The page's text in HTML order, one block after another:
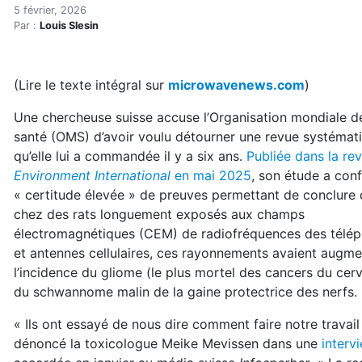
Accueil
Articles
L'OMS accusée de
5 février, 2026
Par : Louis Slesin
(Lire le texte intégral sur microwavenews.com)
Une chercheuse suisse accuse l’Organisation mondiale
santé (OMS) d’avoir voulu détourner une revue
qu’elle lui a commandée il y a six ans. Publiée dans la
Environment International en mai 2025, son étude a
« certitude élevée » de preuves permettant de conclure
chez des rats longuement exposés aux champs
électromagnétiques (CEM) de radiofréquences des
et antennes cellulaires, ces rayonnements avaient
l’incidence du gliome (le plus mortel des cancers du
du schwannome malin de la gaine protectrice des nerfs.
« Ils ont essayé de nous dire comment faire notre travail
dénoncé la toxicologue Meike Mevissen dans une